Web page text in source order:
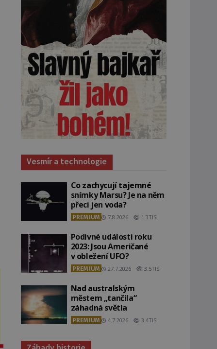
Vesmír a technologie
Co zachycují tajemné
snímky Marsu? Je na něm
přeci jen voda?
PREMIUM 7.8.2026 1.3TIS
Podivné události roku
2023: Jsou Američané
v obležení UFO?
PREMIUM 27.7.2026 3.5TIS
Nad australským
městem „tančila“
záhadná světla
PREMIUM 4.7.2026 3.4TIS